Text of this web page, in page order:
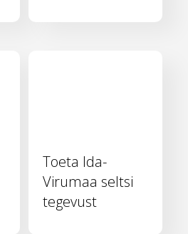
Toeta Ida-
Virumaa seltsi
tegevust